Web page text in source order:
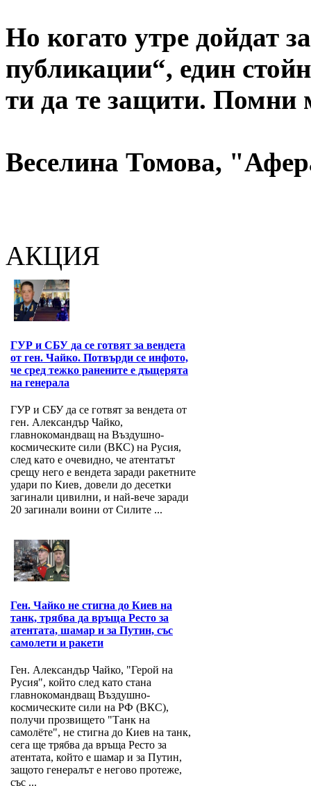
Но когато утре дойдат
публикации“, един
ти да те защити. Помни
Веселина Томова,
АКЦИЯ
ГУР и СБУ да се готвят за вендета
от ген. Чайко. Потвърди се инфото,
че сред тежко ранените е дъщерята
на генерала
ГУР и СБУ да се готвят за вендета от
ген. Александър Чайко,
главнокомандващ на Въздушно-
космическите сили (ВКС) на Русия,
след като е очевидно, че атентатът
срещу него е вендета заради ракетните
удари по Киев, довели до десетки
загинали цивилни, и най-вече заради
20 загинали воини от Силите ...
Ген. Чайко не стигна до Киев на
танк, трябва да връща Ресто за
атентата, шамар и за Путин, със
самолети и ракети
Ген. Александър Чайко, "Герой на
Русия", който след като стана
главнокомандващ Въздушно-
космическите сили на РФ (ВКС),
получи прозвището "Танк на
самолёте", не стигна до Киев на танк,
сега ще трябва да връща Ресто за
атентата, който е шамар и за Путин,
защото генералът е негово протеже,
със ...